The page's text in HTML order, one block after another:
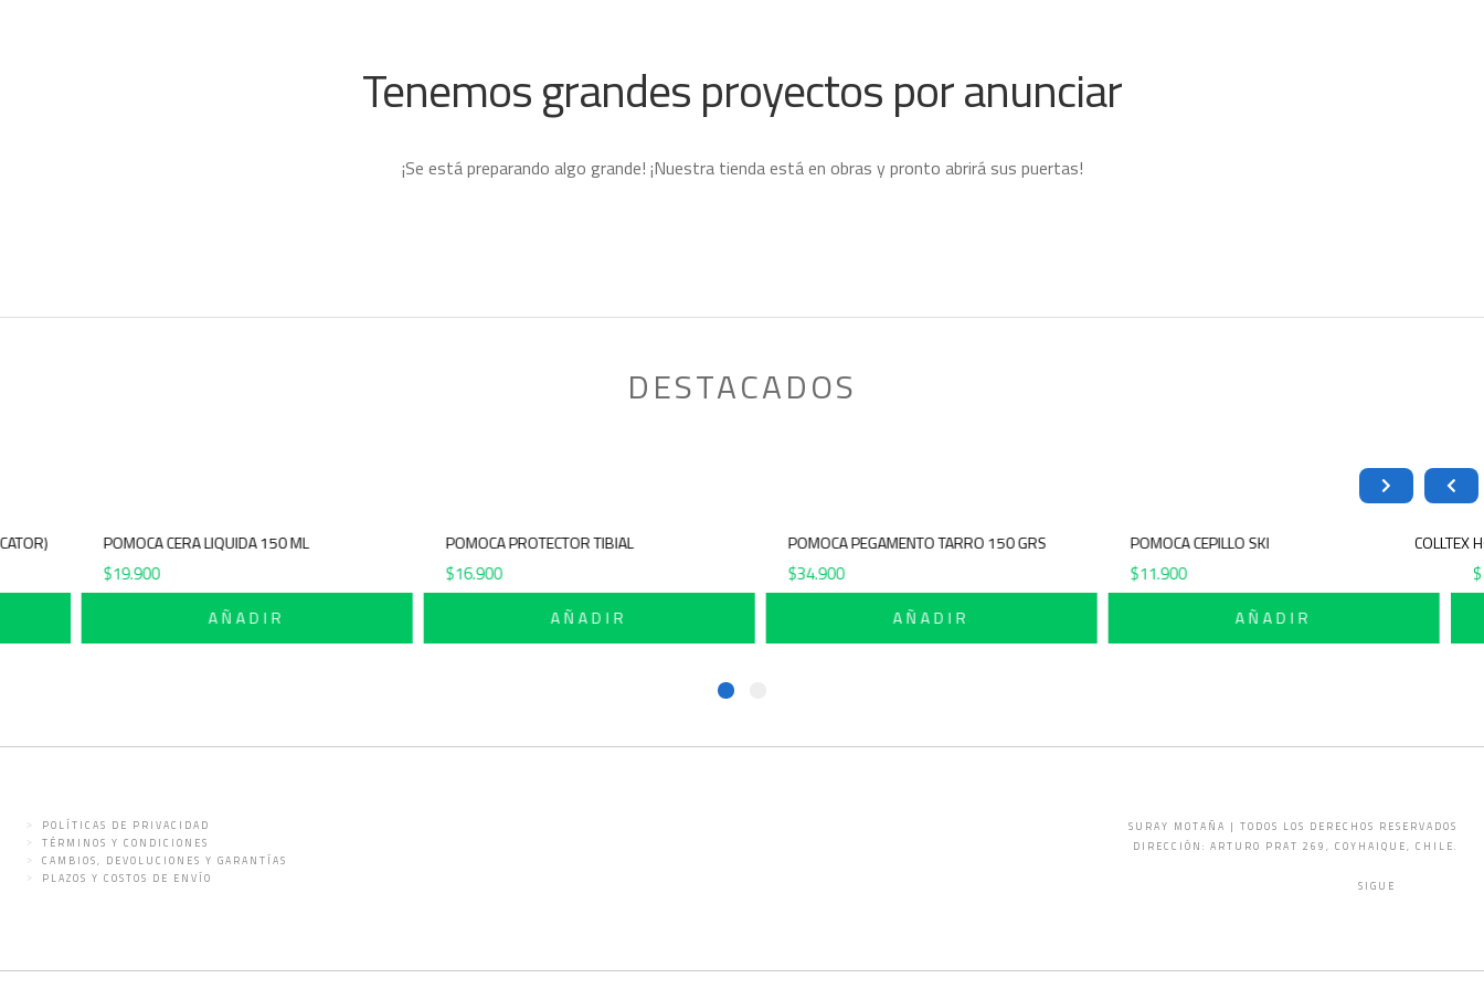
Tenemos grandes proyectos por anunciar
¡Se está preparando algo grande! ¡Nuestra tienda está en obras y pronto abrirá sus puertas!
DESTACADOS
POMOCA CEPILLO SKI
$11.900
AÑADIR
POMOCA PEGAMENTO TARRO 150 GRS
$34.900
AÑADIR
POMOCA PROTECTOR TIBIAL
$16.900
AÑADIR
POMOCA CERA LIQUIDA 150 ML
$19.900
AÑADIR
POLÍTICAS DE PRIVACIDAD
TÉRMINOS Y CONDICIONES
CAMBIOS, DEVOLUCIONES Y GARANTÍAS
PLAZOS Y COSTOS DE ENVÍO
SURAY MOTAÑA | TODOS LOS DERECHOS RESERVADOS
DIRECCIÓN: ARTURO PRAT 269, COYHAIQUE, CHILE.
SIGUE